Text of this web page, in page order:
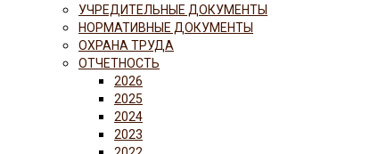
УЧРЕДИТЕЛЬНЫЕ ДОКУМЕНТЫ
НОРМАТИВНЫЕ ДОКУМЕНТЫ
ОХРАНА ТРУДА
ОТЧЕТНОСТЬ
2026
2025
2024
2023